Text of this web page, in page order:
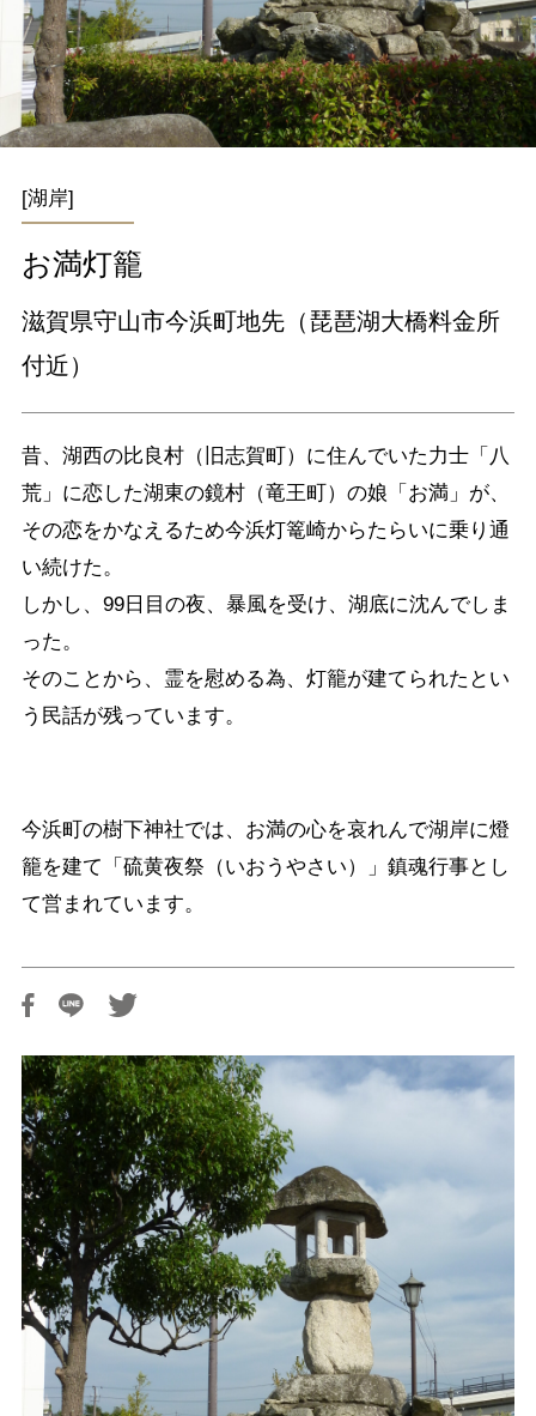
[湖岸]
お満灯籠
滋賀県守山市今浜町地先（琵琶湖大橋料金所
付近）
昔、湖西の比良村（旧志賀町）に住んでいた力士「八
荒」に恋した湖東の鏡村（竜王町）の娘「お満」が、
その恋をかなえるため今浜灯篭崎からたらいに乗り通
い続けた。
しかし、99日目の夜、暴風を受け、湖底に沈んでしま
った。
そのことから、霊を慰める為、灯籠が建てられたとい
う民話が残っています。
今浜町の樹下神社では、お満の心を哀れんで湖岸に燈
籠を建て「硫黄夜祭（いおうやさい）」鎮魂行事とし
て営まれています。